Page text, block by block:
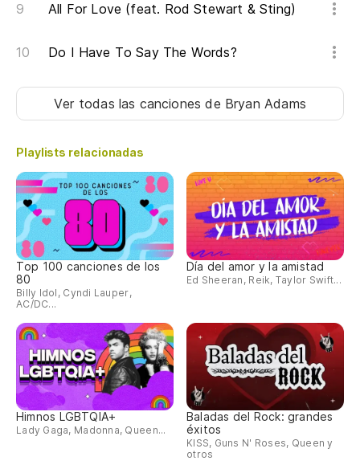
All For Love (feat. Rod Stewart & Sting)
Do I Have To Say The Words?
Ver todas las cancionesde Bryan Adams
Playlists relacionadas
Top 100 canciones de los
80
Billy Idol, Cyndi Lauper,
AC/DC...
Día del amor y la amistad
Ed Sheeran, Reik, Taylor Swift...
Himnos LGBTQIA+
Lady Gaga, Madonna, Queen...
Baladas del Rock: grandes
éxitos
KISS, Guns N' Roses, Queen y
otros